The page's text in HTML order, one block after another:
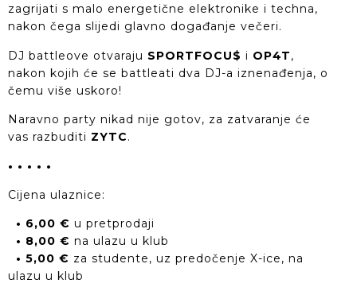
zagrijati s malo energetične elektronike i techna,
nakon čega slijedi glavno događanje večeri.
DJ battleove otvaraju SPORTFOCU$ i OP4T,
nakon kojih će se battleati dva DJ-a iznenađenja, o
čemu više uskoro!
Naravno party nikad nije gotov, za zatvaranje će
vas razbuditi ZYTC.
• • • • •
Cijena ulaznice:
• 6,00 € u pretprodaji
• 8,00 € na ulazu u klub
• 5,00 € za studente, uz predočenje X-ice, na
ulazu u klub